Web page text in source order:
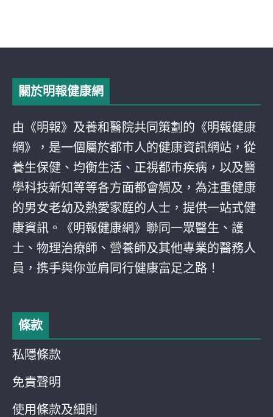
關於明報健康網
由《明報》及養和醫院共同策劃的《明報健康
網》，是一個屬於都巿人的健康資訊網站，從
養生保健、均衡生活、正視都巿疾病，以及醫
學科技新知等等各方面都會觸及，為注重健康
的男女老幼及熱愛家庭的人士，提供一站式健
康資訊。《明報健康網》聯同一眾醫生、護
士、物理治療師、營養師及其他專業的醫務人
員，携手與你並肩同行健康富足之路！
條款
私隱條款
免責聲明
使用條款及細則